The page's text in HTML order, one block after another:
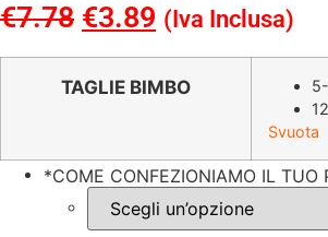
€7.78 Il
prezzo
originale
€7.78.
€3.89 Il
prezzo
attuale
€3.89.
(Iva Inclusa)
TAGLIE BIMBO
Svuota
*COME CONFEZIONIAMO IL TUO